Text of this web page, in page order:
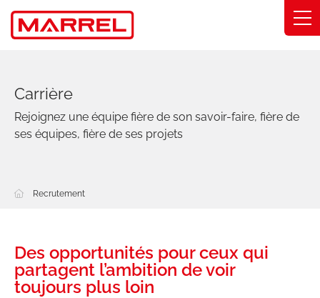
Panneau de gestion des cookies
Carrière
Rejoignez une équipe fière de son savoir-faire, fière de
ses équipes, fière de ses projets
Recrutement
Des opportunités pour ceux qui
partagent l’ambition de voir
toujours plus loin
Savoir-faire
Trouver mon distributeur
Catalogue